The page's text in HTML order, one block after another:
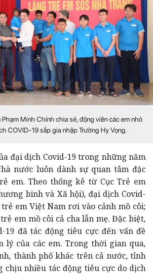
Minh Chính chia sẻ, động viên các em nhỏ
COVID-19 sắp gia nhập Trường Hy Vọng.
đại dịch Covid-19 trong những năm
nước luôn dành sự quan tâm đặc
em. Theo thống kê từ Cục Trẻ em
binh và Xã hội), đại dịch Covid-
trẻ em Việt Nam rơi vào cảnh mồ côi;
em mồ côi cả cha lẫn mẹ. Đặc biệt,
19 đã tác động tiêu cực đến vấn đề
lý của các em. Trong thời gian qua,
thành phố khác trên cả nước, tỉnh
chịu nhiều tác động tiêu cực do dịch